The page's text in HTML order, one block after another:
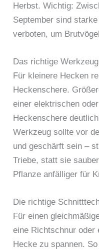
Herbst. Wichtig:
September sind
verboten, um
Das richtige Werkzeug
Für kleinere Hecken
Heckenschere.
einer elektrischen
Heckenschere
Werkzeug sollte vor
und geschärft sein –
Triebe, statt sie
Pflanze anfälliger für
Die richtige
Für einen
eine Richtschnur oder
Hecke zu spannen.